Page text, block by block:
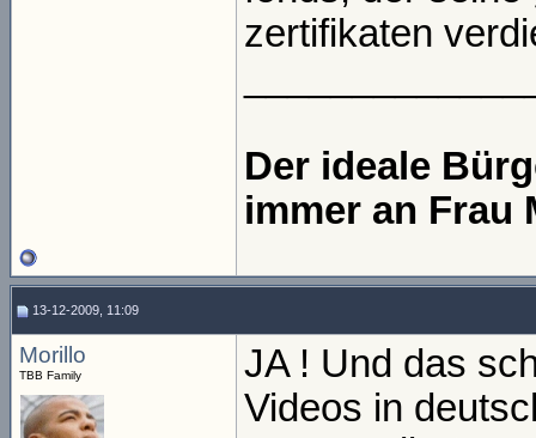
zertifikaten
Der ideale
immer an Frau
13-12-2009, 11:09
Morillo
TBB Family
JA ! Und das
Videos in